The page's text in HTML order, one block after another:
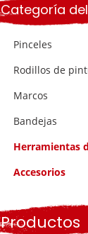
Categoría
Pinceles
Rodillos de
Marcos
Bandejas
Herramientas
Accesorios
Productos